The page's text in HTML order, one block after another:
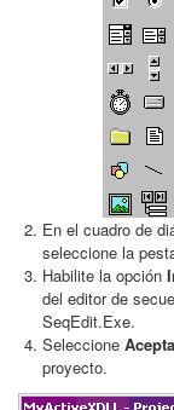
En el cuadro de
seleccione la
Habilite la opción
del editor de
SeqEdit.Exe.
Seleccione
proyecto.